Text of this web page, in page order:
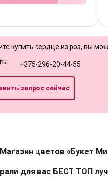
купить сердце из роз, вы
+375-296-20-44-55
запрос сейчас
цветов «Букет
для вас БЕСТ ТОП